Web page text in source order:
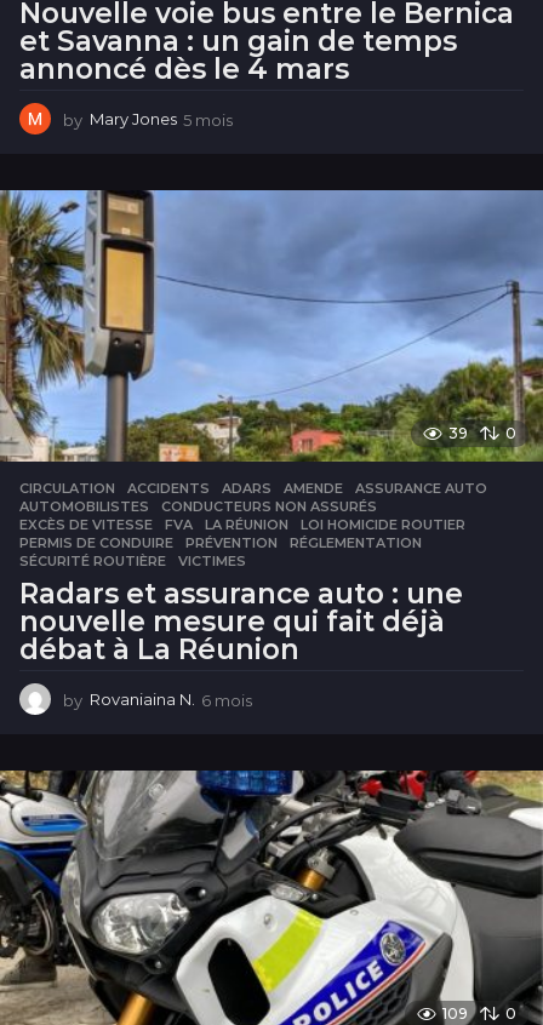
Nouvelle voie bus entre le Bernica
et Savanna : un gain de temps
annoncé dès le 4 mars
by Mary Jones 5 mois
i
39 0
CIRCULATION ACCIDENTS ,ADARS ,AMENDE ,ASSURANCE AUTO
AUTOMOBILISTES
,CONDUCTEURS NON ASSURÉS
EXCÈS DE VITESSE
,FVA ,LA RÉUNION ,LOI HOMICIDE ROUTIER
PERMIS DE CONDUIRE
,PRÉVENTION ,RÉGLEMENTATION
SÉCURITÉ ROUTIÈRE
,VICTIMES
Radars et assurance auto : une
nouvelle mesure qui fait déjà
débat à La Réunion
by Rovaniaina N. 6 mois
i
s
109 0